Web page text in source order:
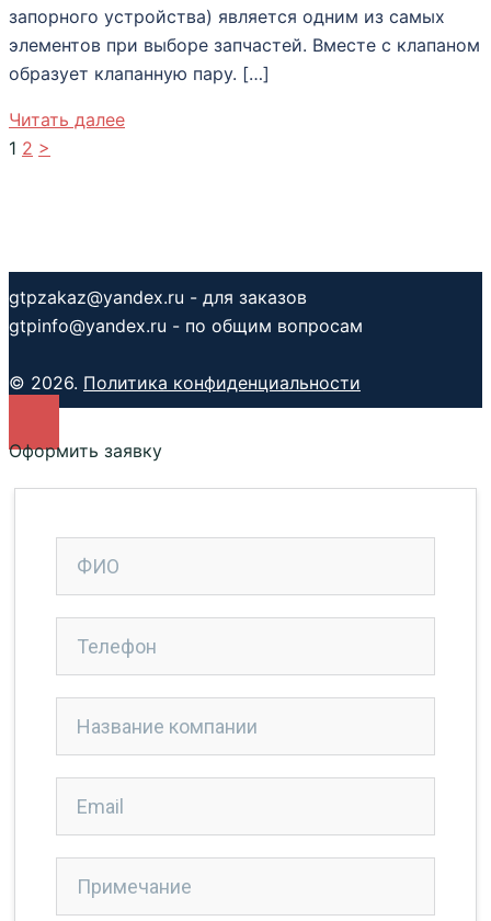
запорного устройства) является одним из самых
элементов при выборе запчастей. Вместе с клапаном
образует клапанную пару. […]
Читать далее
Пагинация
1 2 >
gtpzakaz@yandex.ru - для заказов
gtpinfo@yandex.ru - по общим вопросам
© 2026. Политика конфиденциальности
Оформить заявку